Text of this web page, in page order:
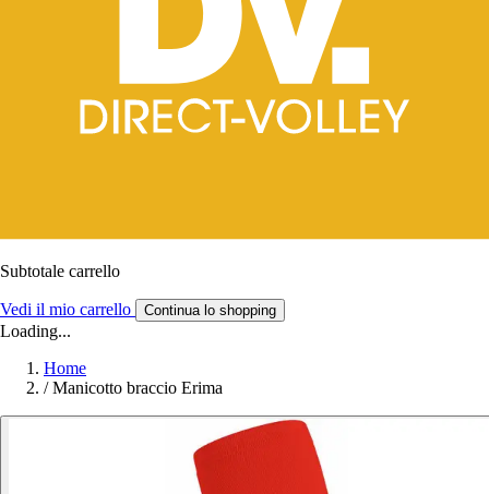
Subtotale carrello
Vedi il mio carrello Continua lo shopping
Loading...
Home
/ Manicotto braccio Erima